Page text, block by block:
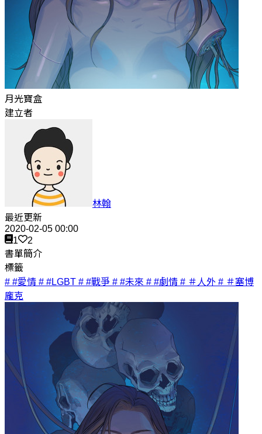
月光寶盒
建立者
林翰
最近更新
2020-02-05 00:00
1
2
書單簡介
標籤
# #愛情 # #LGBT # #戰爭 # #未來 # #劇情 # ＃人外 # ＃塞博
龐克